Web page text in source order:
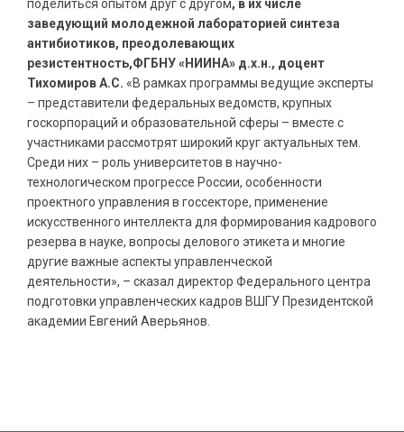
поделиться опытом друг с другом, в их числе
заведующий молодежной лабораторией синтеза
антибиотиков, преодолевающих
резистентность,ФГБНУ «НИИНА» д.х.н., доцент
Тихомиров А.С. «В рамках программы ведущие эксперты
– представители федеральных ведомств, крупных
госкорпораций и образовательной сферы – вместе с
участниками рассмотрят широкий круг актуальных тем.
Среди них – роль университетов в научно-
технологическом прогрессе России, особенности
проектного управления в госсекторе, применение
искусственного интеллекта для формирования кадрового
резерва в науке, вопросы делового этикета и многие
другие важные аспекты управленческой
деятельности», – сказал директор Федерального центра
подготовки управленческих кадров ВШГУ Президентской
академии Евгений Аверьянов.